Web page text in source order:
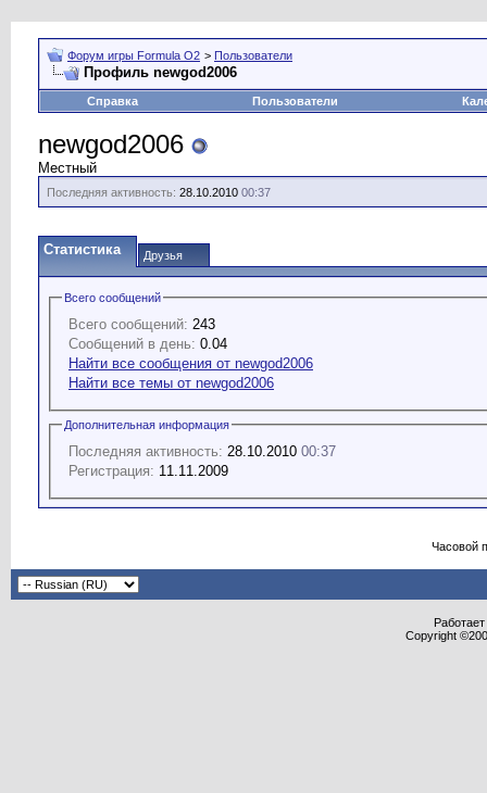
Форум игры Formula O2 > Пользователи
Профиль newgod2006
Справка Пользователи
newgod2006
Местный
Последняя активность: 28.10.2010 00:37
Статистика Друзья
Всего сообщений
Всего сообщений: 243
Сообщений в день: 0.04
Найти все сообщения от newgod2006
Найти все темы от newgod2006
Дополнительная информация
Последняя активность: 28.10.2010 00:37
Регистрация: 11.11.2009
Часовой
Copyright